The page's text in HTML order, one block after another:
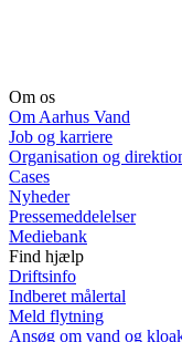
Om os
Om Aarhus Vand
Job og karriere
Organisation og
Cases
Nyheder
Pressemeddelelser
Mediebank
Find hjælp
Driftsinfo
Indberet målertal
Meld flytning
Ansøg om vand og